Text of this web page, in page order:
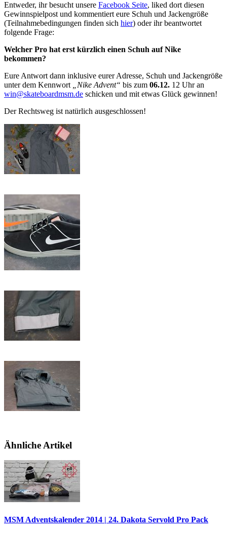
Entweder, ihr besucht unsere Facebook Seite, liked dort diesen
Gewinnspielpost und kommentiert eure Schuh und Jackengröße
(Teilnahmebedingungen finden sich hier) oder ihr beantwortet
folgende Frage:
Welcher Pro hat erst kürzlich einen Schuh auf Nike
bekommen?
Eure Antwort dann inklusive eurer Adresse, Schuh und Jackengröße
unter dem Kennwort
„Nike Advent“ bis zum 06.12. 12 Uhr an
win@skateboardmsm.de schicken und mit etwas Glück gewinnen!
Der Rechtsweg ist natürlich ausgeschlossen!
Ähnliche Artikel
MSM Adventskalender 2014 | 24. Dakota Servold Pro Pack